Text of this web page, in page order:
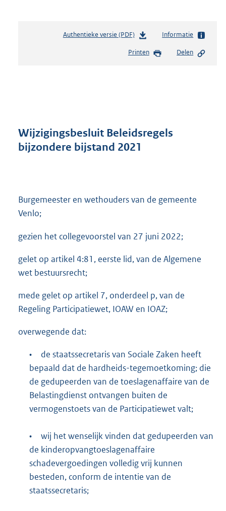
Authentieke versie (PDF)b
s
r
o
2
K
Informatie
Printen Delen
Wijzigingsbesluit Beleidsregels
bijzondere bijstand 2021
Burgemeester en wethouders van de gemeente
Venlo;
gezien het collegevoorstel van 27 juni 2022;
gelet op artikel 4:81, eerste lid, van de Algemene
wet bestuursrecht;
mede gelet op artikel 7, onderdeel p, van de
Regeling Participatiewet, IOAW en IOAZ;
overwegende dat:
•
de staatssecretaris van Sociale Zaken heeft
bepaald dat de hardheids-tegemoetkoming; die
de gedupeerden van de toeslagenaffaire van de
Belastingdienst ontvangen buiten de
vermogenstoets van de Participatiewet valt;
•
wij het wenselijk vinden dat gedupeerden van
de kinderopvangtoeslagenaffaire
schadevergoedingen volledig vrij kunnen
besteden, conform de intentie van de
staatssecretaris;